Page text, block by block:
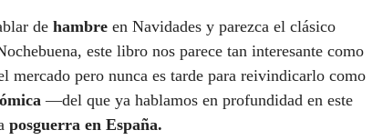
de hambre en Navidades y parezca el clásico
este libro nos parece tan interesante como
mercado pero nunca es tarde para reivindicarlo como
—del que ya hablamos en profundidad en este
posguerra en España.